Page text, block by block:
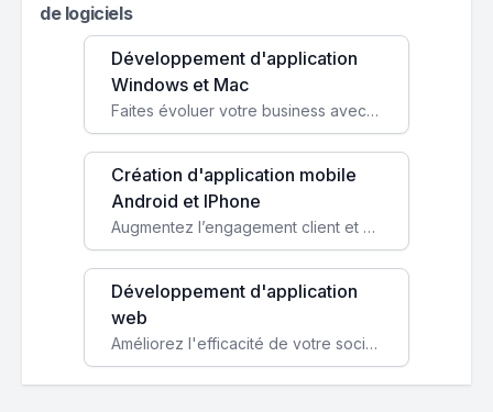
de logiciels
Développement d'application
Windows et Mac
Faites évoluer votre business avec des solutions logicielles personnalisées, parfaitement adaptées à vos besoins spécifiques.
Création d'application mobile
Android et IPhone
Augmentez l’engagement client et simplifiez vos processus avec une application mobile sur mesure, disponible sur iOS et Android.
Développement d'application
web
Améliorez l'efficacité de votre société avec une application web personnalisée accessible partout et tout le temps.